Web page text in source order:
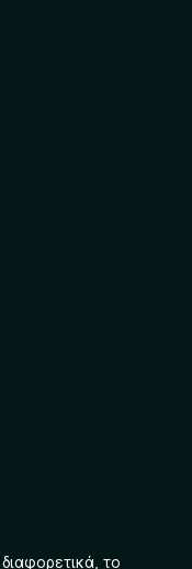
διαφορετικά, το